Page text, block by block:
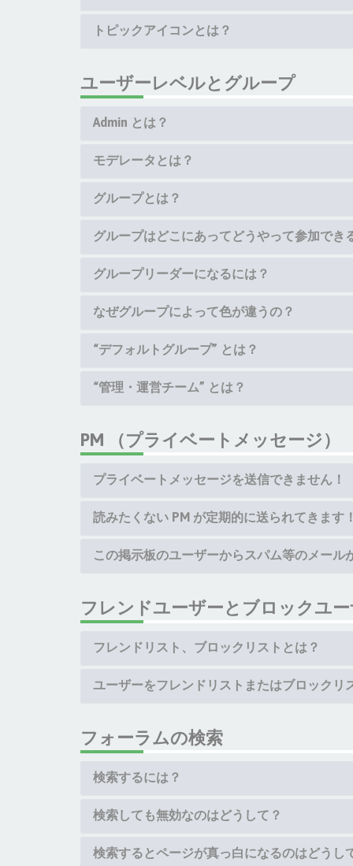
トピックアイコンとは？
ユーザーレベルとグループ
Admin とは？
モデレータとは？
グループとは？
グループはどこにあってどうやって参加でき
グループリーダーになるには？
なぜグループによって色が違うの？
“デフォルトグループ” とは？
“管理・運営チーム” とは？
PM （プライベートメッセージ）
プライベートメッセージを送信できません！
読みたくない PM が定期的に送られてきます
この掲示板のユーザーからスパム等のメール
フレンドユーザーとブロックユ
フレンドリスト、ブロックリストとは？
ユーザーをフレンドリストまたはブロックリ
フォーラムの検索
検索するには？
検索しても無効なのはどうして？
検索するとページが真っ白になるのはどうし